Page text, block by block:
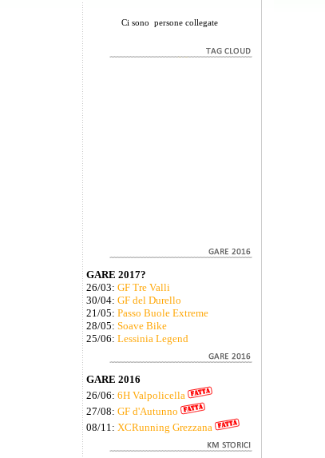
Ci sono persone collegate
GARE 2017?
26/03: GF Tre Valli
30/04: GF del Durello
21/05: Passo Buole Extreme
28/05: Soave Bike
25/06: Lessinia Legend
GARE 2016
26/06: 6H Valpolicella
27/08: GF d'Autunno
08/11: XCRunning Grezzana